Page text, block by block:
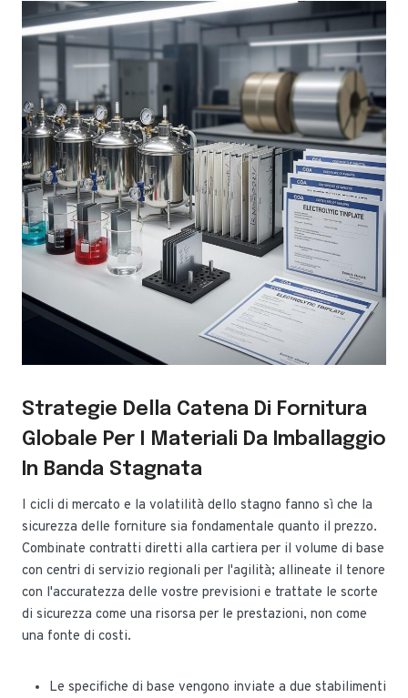
Strategie Della Catena Di Fornitura
Globale Per I Materiali Da Imballaggio
In Banda Stagnata
I cicli di mercato e la volatilità dello stagno fanno sì che la
sicurezza delle forniture sia fondamentale quanto il prezzo.
Combinate contratti diretti alla cartiera per il volume di base
con centri di servizio regionali per l'agilità; allineate il tenore
con l'accuratezza delle vostre previsioni e trattate le scorte
di sicurezza come una risorsa per le prestazioni, non come
una fonte di costi.
Le specifiche di base vengono inviate a due stabilimenti